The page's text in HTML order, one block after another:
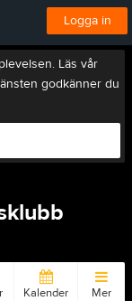
Logga in
Läs vår
godkänner du
Kalender Mer